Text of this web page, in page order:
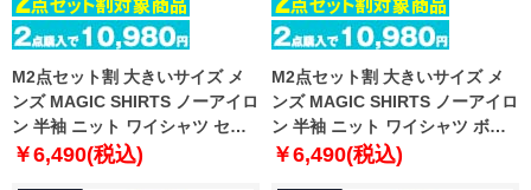
M2点セット割 大きいサイズ メ
ンズ MAGIC SHIRTS ノーアイロ
ン 半袖 ニット ワイシャツ セミ
ワイド 吸水速乾 ストレッチ 日本
￥6,490(税込)
M2点セット割 大きいサイズ メ
ンズ MAGIC SHIRTS ノーアイロ
ン 半袖 ニット ワイシャツ ボタ
ンダウン 吸水速乾 ストレッチ 日
￥6,490(税込)